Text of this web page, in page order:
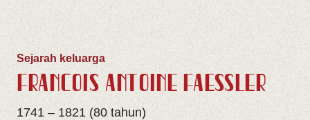
Sejarah keluarga
FRANÇOIS ANTOINE FAESSLER
1741 – 1821 (80 tahun)